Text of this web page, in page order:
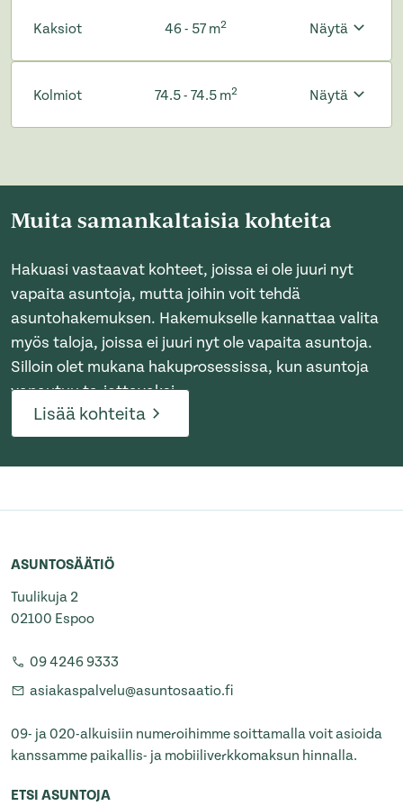
Kaksiot 46 - 57 m2 Näytä
Kolmiot 74.5 - 74.5 m2 Näytä
Muita samankaltaisia kohteita
Hakuasi vastaavat kohteet, joissa ei ole juuri nyt
vapaita asuntoja, mutta joihin voit tehdä
asuntohakemuksen. Hakemukselle kannattaa valita
myös taloja, joissa ei juuri nyt ole vapaita asuntoja.
Silloin olet mukana hakuprosessissa, kun asuntoja
vapautuu tarjottavaksi.
Lisää kohteita
ASUNTOSÄÄTIÖ
Tuulikuja 2
02100 Espoo
09 4246 9333
asiakaspalvelu@asuntosaatio.fi
09- ja 020-alkuisiin numeroihimme soittamalla voit asioida
kanssamme paikallis- ja mobiiliverkkomaksun hinnalla.
ETSI ASUNTOJA